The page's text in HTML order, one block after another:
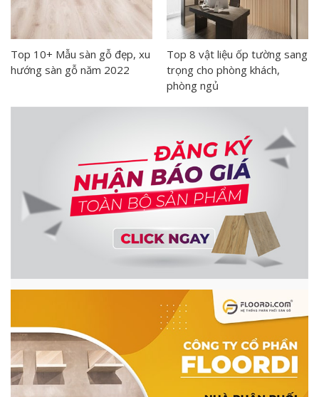
Top 10+ Mẫu sàn gỗ đẹp, xu
hướng sàn gỗ năm 2022
Top 8 vật liệu ốp tường sang
trọng cho phòng khách,
phòng ngủ